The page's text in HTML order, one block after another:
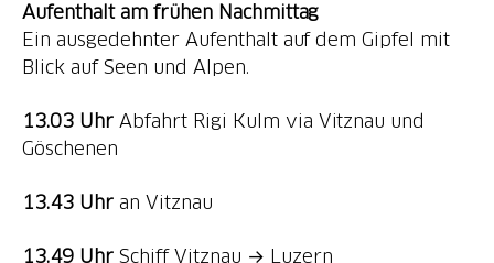
Aufenthalt am frühen Nachmittag
Ein ausgedehnter Aufenthalt auf dem Gipfel mit
Blick auf Seen und Alpen.
13.03 Uhr Abfahrt Rigi Kulm via Vitznau und
Göschenen
13.43 Uhr an Vitznau
13.49 Uhr Schiff Vitznau → Luzern